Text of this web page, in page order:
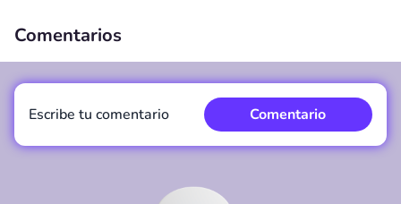
Comentarios
Escribe tu comentario Comentario